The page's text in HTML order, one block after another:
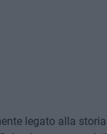
legato alla storia